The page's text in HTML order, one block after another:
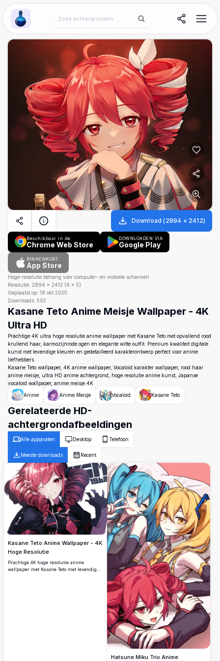
Wallpaper Alchemy
Download (2894 × 2412)
Beschikbaar in de
Chrome Web Store
DOWNLOADEN VIA
Google Play
BINNENKORT
App Store
Hoge-resolutie behang voor computer- en mobiele schermen
Resolutie: 2894 × 2412 (6 × 5)
Geplaatst op: 18 okt 2025
Downloads: 592
Kasane Teto Anime Meisje Wallpaper - 4K
Ultra HD
Prachtige 4K ultra hoge resolutie anime wallpaper met Kasane Teto met opvallend rood
krullend haar, karmozijnrode ogen en elegante witte outfit. Premium kwaliteit digitale
kunst met levendige kleuren en gedetailleerd karakterontwerp perfect voor anime
liefhebbers.
Kasane Teto wallpaper, 4K anime wallpaper, Vocaloid karakter wallpaper, rood haar
anime meisje, ultra HD anime achtergrond, hoge resolutie anime kunst, Japanse
vocaloid wallpaper, anime meisje 4K
Anime
Anime Meisje Vocaloid Kasane Teto
Gerelateerde HD-
achtergrondafbeeldingen
Alle apparaten Desktop Telefoon
Meeste downloads Recent
Kasane Teto Anime Wallpaper - 4K
Hoge Resolutie
Prachtige 4K hoge resolutie anime
wallpaper met Kasane Teto met levendig
Hatsune Miku Trio Anime